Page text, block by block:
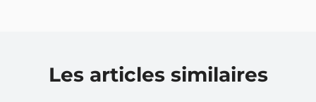
Les articles similaires